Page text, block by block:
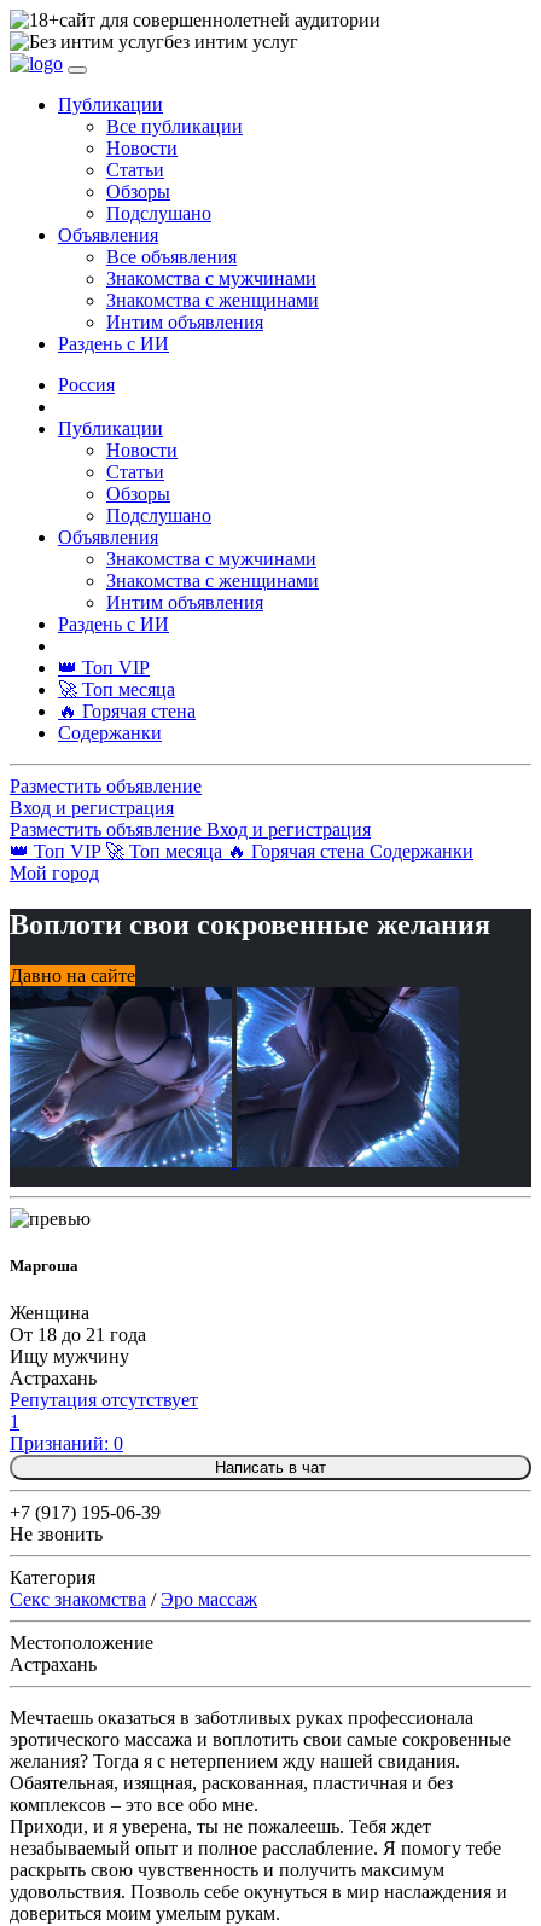
сайт для совершеннолетней аудитории
без интим услуг
Публикации
Все публикации
Новости
Статьи
Обзоры
Подслушано
Объявления
Все объявления
Знакомства с мужчинами
Знакомства с женщинами
Интим объявления
Раздень с ИИ
Россия
Публикации
Новости
Статьи
Обзоры
Подслушано
Объявления
Знакомства с мужчинами
Знакомства с женщинами
Интим объявления
Раздень с ИИ
👑 Топ VIP
🚀 Топ месяца
🔥 Горячая стена
Содержанки
Разместить объявление
Вход и регистрация
Разместить объявление Вход и регистрация
👑 Топ VIP 🚀 Топ месяца 🔥 Горячая стена Содержанки
Мой город
Воплоти свои сокровенные желания
Давно на сайте
Маргоша
Женщина
От 18 до 21 года
Ищу мужчину
Астрахань
Репутация отсутствует
1
Признаний: 0
Написать в чат
+7 (917) 195-06-39
Не звонить
Категория
Секс знакомства /Эро массаж
Местоположение
Астрахань
Мечтаешь оказаться в заботливых руках профессионала
эротического массажа и воплотить свои самые сокровенные
желания? Тогда я с нетерпением жду нашей свидания.
Обаятельная, изящная, раскованная, пластичная и без
комплексов – это все обо мне.
Приходи, и я уверена, ты не пожалеешь. Тебя ждет
незабываемый опыт и полное расслабление. Я помогу тебе
раскрыть свою чувственность и получить максимум
удовольствия. Позволь себе окунуться в мир наслаждения и
довериться моим умелым рукам.